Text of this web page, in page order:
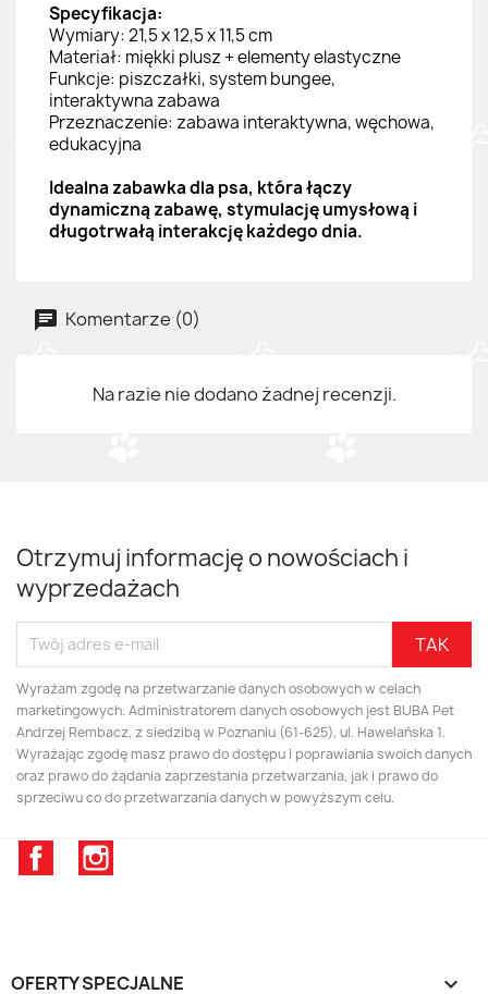
Specyfikacja:
Wymiary: 21,5 x 12,5 x 11,5 cm
Materiał: miękki plusz + elementy elastyczne
Funkcje: piszczałki, system bungee,
interaktywna zabawa
Przeznaczenie: zabawa interaktywna, węchowa,
edukacyjna
Idealna zabawka dla psa, która łączy
dynamiczną zabawę, stymulację umysłową i
długotrwałą interakcję każdego dnia.
Komentarze (0)
Na razie nie dodano żadnej recenzji.
Otrzymuj informację o nowościach i
wyprzedażach
Wyrażam zgodę na przetwarzanie danych osobowych w celach
marketingowych. Administratorem danych osobowych jest BUBA Pet
Andrzej Rembacz, z siedzibą w Poznaniu (61-625), ul. Hawelańska 1.
Wyrażając zgodę masz prawo do dostępu i poprawiania swoich danych
oraz prawo do żądania zaprzestania przetwarzania, jak i prawo do
sprzeciwu co do przetwarzania danych w powyższym celu.
Facebook
OFERTY SPECJALNE 